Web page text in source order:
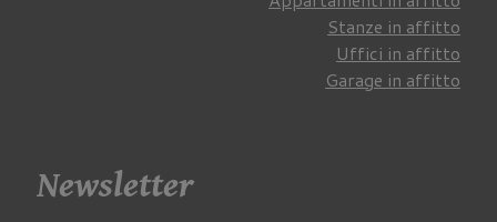
Stanze in affitto
Uffici in affitto
Garage in affitto
Newsletter